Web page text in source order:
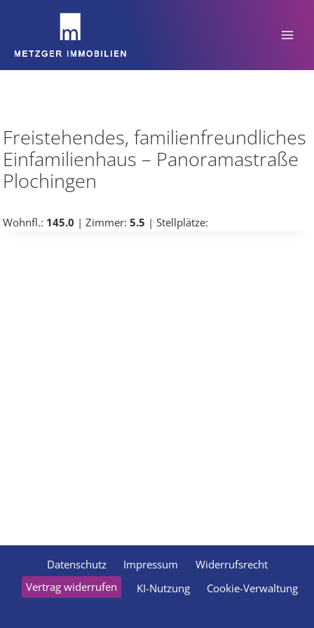
Freistehendes, familienfreundliches
Einfamilienhaus – Panoramastraße
Plochingen
Wohnfl.: 145.0 | Zimmer: 5.5 | Stellplätze:
Datenschutz Impressum
Widerrufsrecht
Vertrag widerrufen
KI-Nutzung Cookie-Verwaltung